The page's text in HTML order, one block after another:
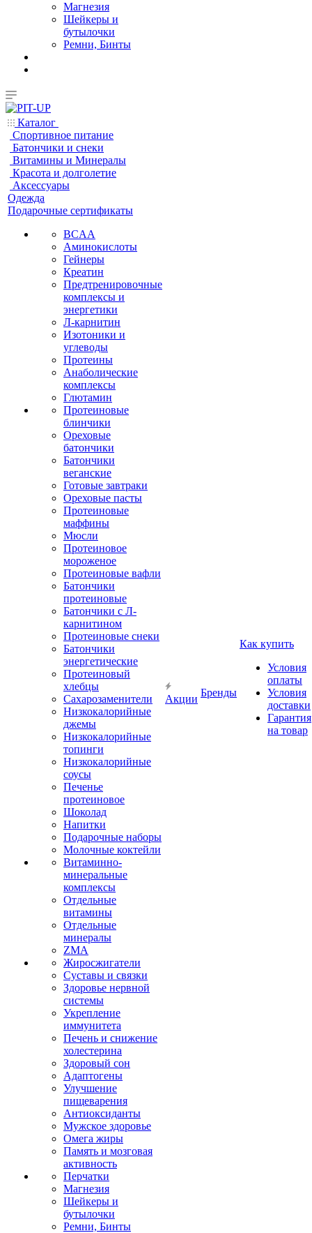
Магнезия
Шейкеры и
бутылочки
Ремни, Бинты
Каталог
Спортивное питание
Батончики и снеки
Витамины и Минералы
Красота и долголетие
Аксессуары
Одежда
Подарочные сертификаты
BCAA
Аминокислоты
Гейнеры
Креатин
Предтренировочные
комплексы и
энергетики
Л-карнитин
Изотоники и
углеводы
Протеины
Анаболические
комплексы
Глютамин
Протеиновые
блинчики
Ореховые
батончики
Батончики
веганские
Готовые завтраки
Ореховые пасты
Протеиновые
маффины
Мюсли
Протеиновое
мороженое
Протеиновые вафли
Батончики
протеиновые
Батончики с Л-
карнитином
Протеиновые снеки
Батончики
энергетические
Протеиновый
хлебцы
Сахарозаменители
Низкокалорийные
джемы
Низкокалорийные
топинги
Низкокалорийные
соусы
Печенье
протеиновое
Шоколад
Напитки
Подарочные наборы
Молочные коктейли
Витаминно-
минеральные
комплексы
Отдельные
витамины
Отдельные
минералы
ZMA
Жиросжигатели
Суставы и связки
Здоровье нервной
системы
Укрепление
иммунитета
Печень и снижение
холестерина
Здоровый сон
Адаптогены
Улучшение
пищеварения
Антиоксиданты
Мужское здоровье
Омега жиры
Память и мозговая
активность
Перчатки
Магнезия
Шейкеры и
бутылочки
Ремни, Бинты
Акции
Бренды
Как купить
Условия
оплаты
Условия
доставки
Гарантия
на товар